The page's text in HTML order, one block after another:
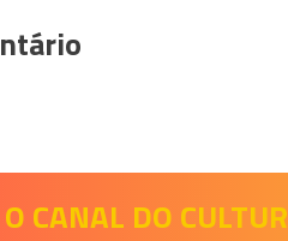
CANAL DO